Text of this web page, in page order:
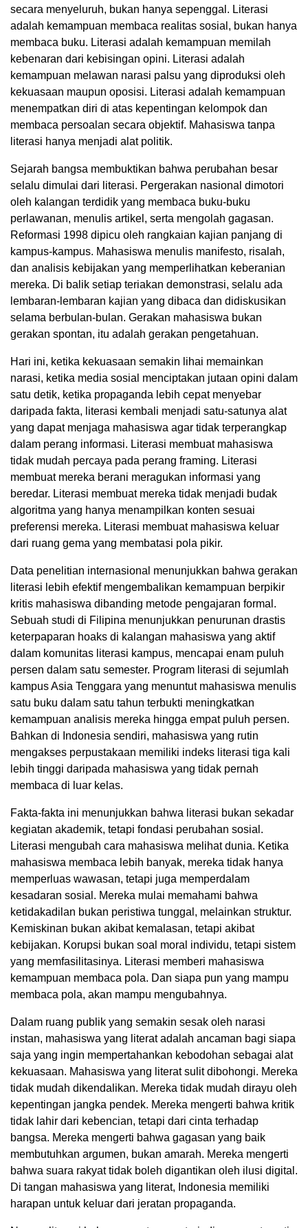
secara menyeluruh, bukan hanya sepenggal. Literasi
adalah kemampuan membaca realitas sosial, bukan hanya
membaca buku. Literasi adalah kemampuan memilah
kebenaran dari kebisingan opini. Literasi adalah
kemampuan melawan narasi palsu yang diproduksi oleh
kekuasaan maupun oposisi. Literasi adalah kemampuan
menempatkan diri di atas kepentingan kelompok dan
membaca persoalan secara objektif. Mahasiswa tanpa
literasi hanya menjadi alat politik.
Sejarah bangsa membuktikan bahwa perubahan besar
selalu dimulai dari literasi. Pergerakan nasional dimotori
oleh kalangan terdidik yang membaca buku-buku
perlawanan, menulis artikel, serta mengolah gagasan.
Reformasi 1998 dipicu oleh rangkaian kajian panjang di
kampus-kampus. Mahasiswa menulis manifesto, risalah,
dan analisis kebijakan yang memperlihatkan keberanian
mereka. Di balik setiap teriakan demonstrasi, selalu ada
lembaran-lembaran kajian yang dibaca dan didiskusikan
selama berbulan-bulan. Gerakan mahasiswa bukan
gerakan spontan, itu adalah gerakan pengetahuan.
Hari ini, ketika kekuasaan semakin lihai memainkan
narasi, ketika media sosial menciptakan jutaan opini dalam
satu detik, ketika propaganda lebih cepat menyebar
daripada fakta, literasi kembali menjadi satu-satunya alat
yang dapat menjaga mahasiswa agar tidak terperangkap
dalam perang informasi. Literasi membuat mahasiswa
tidak mudah percaya pada perang framing. Literasi
membuat mereka berani meragukan informasi yang
beredar. Literasi membuat mereka tidak menjadi budak
algoritma yang hanya menampilkan konten sesuai
preferensi mereka. Literasi membuat mahasiswa keluar
dari ruang gema yang membatasi pola pikir.
Data penelitian internasional menunjukkan bahwa gerakan
literasi lebih efektif mengembalikan kemampuan berpikir
kritis mahasiswa dibanding metode pengajaran formal.
Sebuah studi di Filipina menunjukkan penurunan drastis
keterpaparan hoaks di kalangan mahasiswa yang aktif
dalam komunitas literasi kampus, mencapai enam puluh
persen dalam satu semester. Program literasi di sejumlah
kampus Asia Tenggara yang menuntut mahasiswa menulis
satu buku dalam satu tahun terbukti meningkatkan
kemampuan analisis mereka hingga empat puluh persen.
Bahkan di Indonesia sendiri, mahasiswa yang rutin
mengakses perpustakaan memiliki indeks literasi tiga kali
lebih tinggi daripada mahasiswa yang tidak pernah
membaca di luar kelas.
Fakta-fakta ini menunjukkan bahwa literasi bukan sekadar
kegiatan akademik, tetapi fondasi perubahan sosial.
Literasi mengubah cara mahasiswa melihat dunia. Ketika
mahasiswa membaca lebih banyak, mereka tidak hanya
memperluas wawasan, tetapi juga memperdalam
kesadaran sosial. Mereka mulai memahami bahwa
ketidakadilan bukan peristiwa tunggal, melainkan struktur.
Kemiskinan bukan akibat kemalasan, tetapi akibat
kebijakan. Korupsi bukan soal moral individu, tetapi sistem
yang memfasilitasinya. Literasi memberi mahasiswa
kemampuan membaca pola. Dan siapa pun yang mampu
membaca pola, akan mampu mengubahnya.
Dalam ruang publik yang semakin sesak oleh narasi
instan, mahasiswa yang literat adalah ancaman bagi siapa
saja yang ingin mempertahankan kebodohan sebagai alat
kekuasaan. Mahasiswa yang literat sulit dibohongi. Mereka
tidak mudah dikendalikan. Mereka tidak mudah dirayu oleh
kepentingan jangka pendek. Mereka mengerti bahwa kritik
tidak lahir dari kebencian, tetapi dari cinta terhadap
bangsa. Mereka mengerti bahwa gagasan yang baik
membutuhkan argumen, bukan amarah. Mereka mengerti
bahwa suara rakyat tidak boleh digantikan oleh ilusi digital.
Di tangan mahasiswa yang literat, Indonesia memiliki
harapan untuk keluar dari jeratan propaganda.